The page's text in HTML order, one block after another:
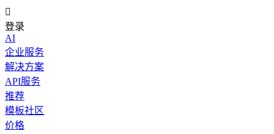

登录
AI
企业服务
解决方案
API服务
推荐
模板社区
价格